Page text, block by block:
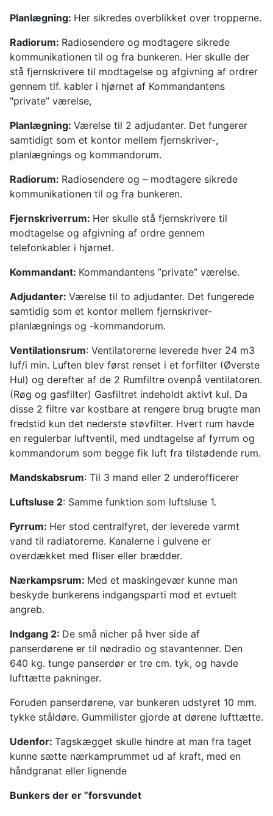
Planlægning: Her sikredes overblikket over tropperne.
Radiorum: Radiosendere og modtagere sikrede
kommunikationen til og fra bunkeren. Her skulle der
stå fjernskrivere til modtagelse og afgivning af ordrer
gennem tlf. kabler i hjørnet af Kommandantens
"private” værelse,
Planlægning: Værelse til 2 adjudanter. Det fungerer
samtidigt som et kontor mellem fjernskriver-,
planlægnings og kommandorum.
Radiorum: Radiosendere og – modtagere sikrede
kommunikationen til og fra bunkeren.
Fjernskriverrum: Her skulle stå fjernskrivere til
modtagelse og afgivning af ordre gennem
telefonkabler i hjørnet.
Kommandant: Kommandantens ”private” værelse.
Adjudanter: Værelse til to adjudanter. Det fungerede
samtidig som et kontor mellem fjernskriver-
planlægnings og -kommandorum.
Ventilationsrum: Ventilatorerne leverede hver 24 m3
luf/i min. Luften blev først renset i et forfilter (Øverste
Hul) og derefter af de 2 Rumfiltre ovenpå ventilatoren.
(Røg og gasfilter) Gasfiltret indeholdt aktivt kul. Da
disse 2 filtre var kostbare at rengøre brug brugte man
fredstid kun det nederste støvfilter. Hvert rum havde
en regulerbar luftventil, med undtagelse af fyrrum og
kommandorum som begge fik luft fra tilstødende rum.
Mandskabsrum: Til 3 mand eller 2 underofficerer
Luftsluse 2: Samme funktion som luftsluse 1.
Fyrrum: Her stod centralfyret, der leverede varmt
vand til radiatorerne. Kanalerne i gulvene er
overdækket med fliser eller brædder.
Nærkampsrum: Med et maskingevær kunne man
beskyde bunkerens indgangsparti mod et evtuelt
angreb.
Indgang 2: De små nicher på hver side af
panserdørene er til nødradio og stavantenner. Den
640 kg. tunge panserdør er tre cm. tyk, og havde
lufttætte pakninger.
Foruden panserdørene, var bunkeren udstyret 10 mm.
tykke ståldøre. Gummilister gjorde at dørene lufttætte.
Udenfor: Tagskægget skulle hindre at man fra taget
kunne sætte nærkamprummet ud af kraft, med en
håndgranat eller lignende
Bunkers der er ”forsvundet